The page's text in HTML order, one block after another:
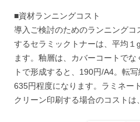
■資材ランニングコスト
導入ご検討のためのランニング
するセラミックトナーは、平均
ます。釉層は、カバーコートで
トで形成すると、190円/A4。転
635円程度になります。ラミネー
クリーン印刷する場合のコストは